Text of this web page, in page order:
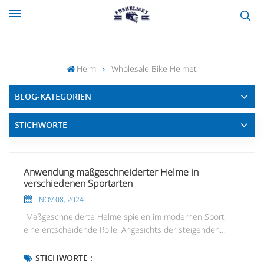
Heim Wholesale Bike Helmet
BLOG-KATEGORIEN
STICHWORTE
Anwendung maßgeschneiderter Helme in
verschiedenen Sportarten
NOV 08, 2024
Maßgeschneiderte Helme spielen im modernen Sport
eine entscheidende Rolle. Angesichts der steigenden
maßgeschneiderte Helme nicht nur ein individuelles
STICHWORTE :